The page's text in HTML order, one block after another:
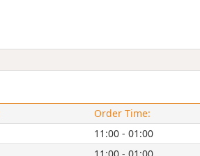
Order Time:
11:00 - 01:00